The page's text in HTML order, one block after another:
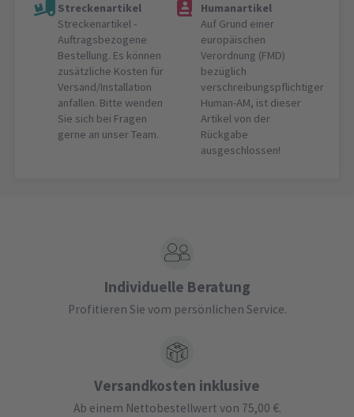
Streckenartikel
Streckenartikel -
Auftragsbezogene
Bestellung. Es können
zusätzliche Kosten für
Versand/Installation
anfallen. Bitte wenden
Sie sich bei Fragen
gerne an unser Team.
Humanartikel
Auf Grund einer
europäischen
Verordnung (FMD)
bezüglich
verschreibungspflichtiger
Human-AM, ist dieser
Artikel von der
Rückgabe
ausgeschlossen!
Individuelle Beratung
Profitieren Sie vom persönlichen Service.
Versandkosten inklusive
Ab einem Nettobestellwert von 75,00 €.